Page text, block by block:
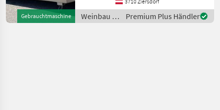
Gebrauchtmaschine
Steuerung, Display seitlich,
Zentralbefüllungsansch
Weinbau /
Scharfenberger
Premium Plus Händler